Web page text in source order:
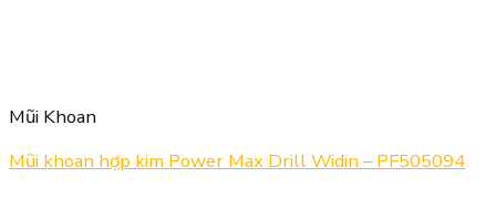
Mũi Khoan
Mũi khoan hợp kim Power Max Drill Widin – PF505094